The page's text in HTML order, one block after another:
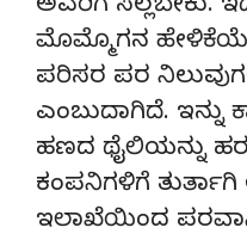
ಅವರಿಗೆ ಸಲ್ಲಬೇಕು.
ಮೊಮ್ಮೊಗನ
ಪರಿಸರ ಪರ
ಎಂಬುದಾಗಿದೆ.
ಹಣದ ಥೈಲಿಯನ್ನು
ಕಂಪನಿಗಳಿಗೆ
ಇಲಾಖೆಯಿಂದ